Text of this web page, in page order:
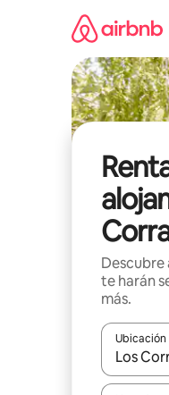
Descubre
te harán
más.
Ubicación
Cuando